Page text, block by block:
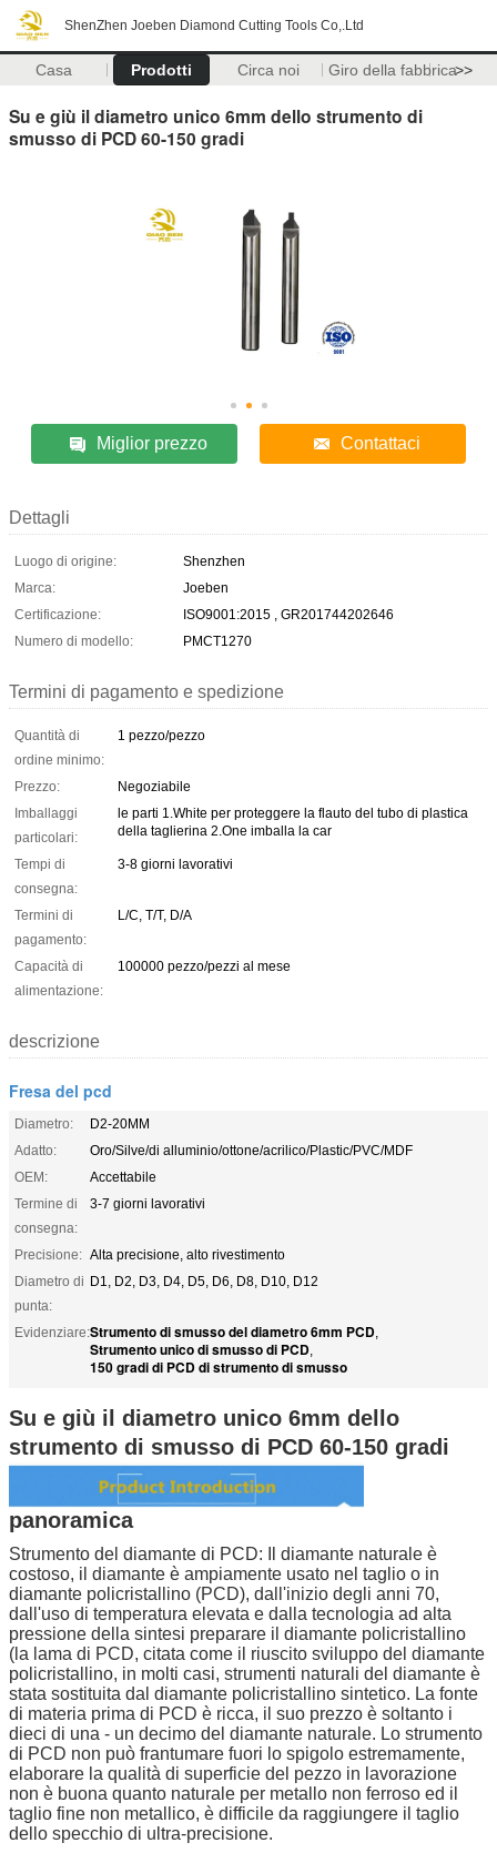
ShenZhen Joeben Diamond Cutting Tools Co,.Ltd
Casa Prodotti Circa noi Giro della fabbrica>>
Su e giù il diametro unico 6mm dello strumento di
smusso di PCD 60-150 gradi
Miglior prezzo Contattaci
Dettagli
Luogo di origine:
Shenzhen
Marca:
Joeben
Certificazione:
ISO9001:2015 , GR201744202646
Numero di modello:
PMCT1270
Termini di pagamento e spedizione
Quantità di
ordine minimo:
1 pezzo/pezzo
Prezzo:
Negoziabile
Imballaggi
particolari:
le parti 1.White per proteggere la flauto del tubo di plastica
della taglierina 2.One imballa la car
Tempi di
consegna:
3-8 giorni lavorativi
Termini di
pagamento:
L/C, T/T, D/A
Capacità di
alimentazione:
100000 pezzo/pezzi al mese
descrizione
Fresa del pcd
Diametro:
D2-20MM
Adatto:
Oro/Silve/di alluminio/ottone/acrilico/Plastic/PVC/MDF
OEM:
Accettabile
Termine di
consegna:
3-7 giorni lavorativi
Precisione: Alta precisione, alto rivestimento
Diametro di
punta:
D1, D2, D3, D4, D5, D6, D8, D10, D12
Evidenziare:Strumento di smusso del diametro 6mm PCD,
Strumento unico di smusso di PCD,
150 gradi di PCD di strumento di smusso
Su e giù il diametro unico 6mm dello
strumento di smusso di PCD 60-150 gradi
panoramica
Strumento del diamante di PCD: Il diamante naturale è
costoso, il diamante è ampiamente usato nel taglio o in
diamante policristallino (PCD), dall'inizio degli anni 70,
dall'uso di temperatura elevata e dalla tecnologia ad alta
pressione della sintesi preparare il diamante policristallino
(la lama di PCD, citata come il riuscito sviluppo del diamante
policristallino, in molti casi, strumenti naturali del diamante è
stata sostituita dal diamante policristallino sintetico. La fonte
di materia prima di PCD è ricca, il suo prezzo è soltanto i
dieci di una - un decimo del diamante naturale. Lo strumento
di PCD non può frantumare fuori lo spigolo estremamente,
elaborare la qualità di superficie del pezzo in lavorazione
non è buona quanto naturale per metallo non ferroso ed il
taglio fine non metallico, è difficile da raggiungere il taglio
dello specchio di ultra-precisione.